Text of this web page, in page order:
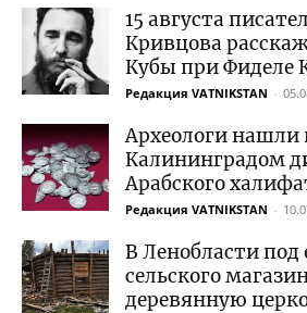
15 августа
Кривцова
Кубы при Фиделе
Редакция VATNIKSTAN -
Археологи нашли
Калининградом
Арабского
Редакция VATNIKSTAN -
В Ленобласти
сельского
деревянную